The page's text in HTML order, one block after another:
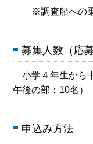
※調査船への乗
募集人数（応
小学４年生から
午後の部：10名）
申込み方法